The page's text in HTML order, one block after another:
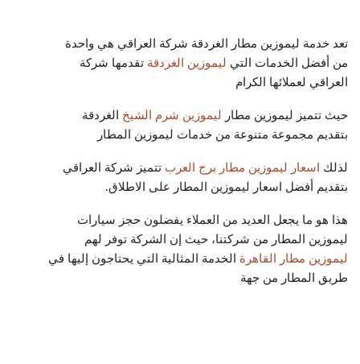
تعد خدمة ليموزين مطار الغردقة شركة العراقي هي واحدة
من أفضل الخدمات التي ليموزين الغردقة تقدمها شركة
العراقي لعملائها الكرام
حيث تتميز ليموزين مطار ليموزين شرم الشيخ الغردقة
بتقديم مجموعة متنوعة من خدمات ليموزين المطار
لذلك اسعار ليموزين مطار برج العرب تتميز شركة العراقي
بتقديم أفضل اسعار ليموزين المطار على الاطلاق.
هذا هو ما يجعل العديد من العملاء يفضلون حجز سيارات
ليموزين المطار من شركتنا، حيث إن الشركة توفر لهم
ليموزين مطار القاهرة الخدمة المثالية التي يحتاجون إليها في
طريق المطار من جهة